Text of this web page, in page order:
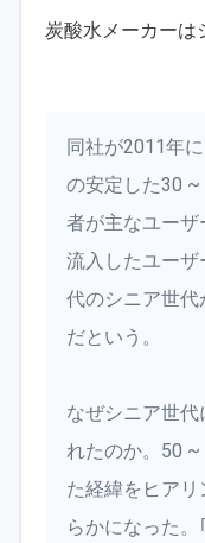
炭酸水メーカーは
同社が2011年
の安定した30
者が主なユー
流入したユー
代のシニア世
だという。
なぜシニア世
れたのか。50
た経緯をヒア
らかになった